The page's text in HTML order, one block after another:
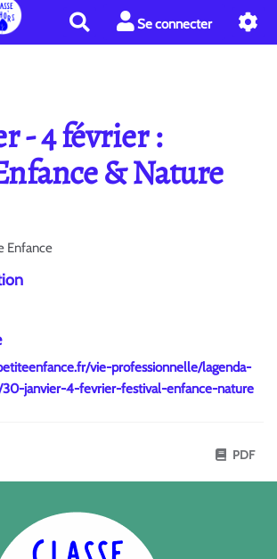
e
c
e
Se connecter
- 4 février :
& Nature
Enfance
vie-professionnelle/lagenda-
30-janvier-4-fevrier-festival-enfance-nature
PDF